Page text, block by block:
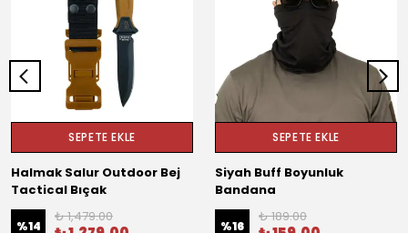
SEPETE EKLE
Halmak Salur Outdoor Bej
Tactical Bıçak
%14
₺ 1,479.00
SEPETE EKLE
Siyah Buff Boyunluk
Bandana
%16
₺ 189.00